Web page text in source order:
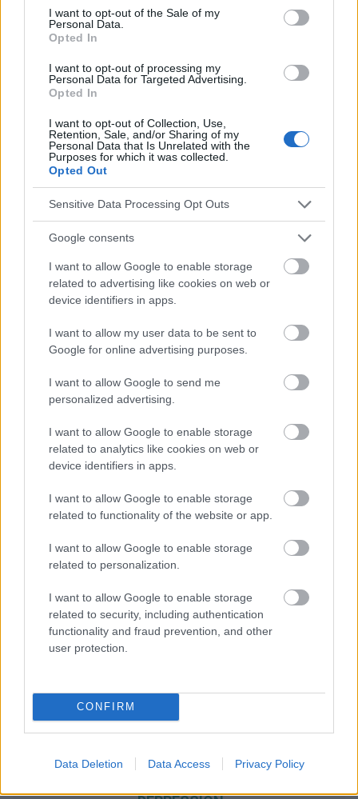
consent section.
I want to opt-out of the Sale of my
Personal Data.
Opted In
I want to opt-out of processing my
Personal Data for Targeted Advertising.
Opted In
I want to opt-out of Collection, Use,
Retention, Sale, and/or Sharing of my
Personal Data that Is Unrelated with the
Purposes for which it was collected.
Opted Out
Sensitive Data Processing Opt Outs
Google consents
I want to allow Google to enable storage
related to advertising like cookies on web or
device identifiers in apps.
I want to allow my user data to be sent to
Google for online advertising purposes.
I want to allow Google to send me
personalized advertising.
I want to allow Google to enable storage
related to analytics like cookies on web or
device identifiers in apps.
I want to allow Google to enable storage
related to functionality of the website or app.
I want to allow Google to enable storage
related to personalization.
I want to allow Google to enable storage
related to security, including authentication
functionality and fraud prevention, and other
user protection.
CONFIRM
Data Deletion Data Access Privacy Policy
Bildungs- und Informationszwecken. Der Herausgeber und die
Redaktion der Website sind nicht für die Ergebnisse ihrer
der Website verwenden, ist es unbedingt erforderlich, einen Arzt
zu konsultieren.
Werbung: